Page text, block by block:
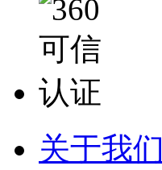
关于我们